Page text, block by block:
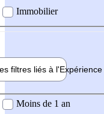
Immobilier
filtres liés à l'Expérience
demandée
Moins de 1 an